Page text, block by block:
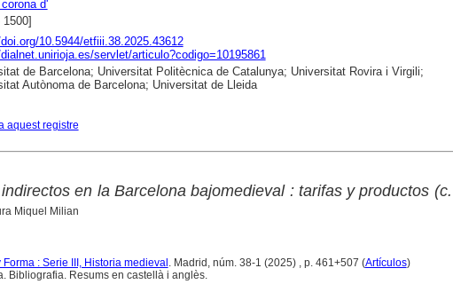
d'
1500]
10.5944/etfiii.38.2025.43612
servlet/articulo?codigo=10195861
de Barcelona; Universitat Politècnica de Catalunya; Universitat Rovira i Virgili;
Autònoma de Barcelona; Universitat de Lleida
aquest registre
en la Barcelona bajomedieval : tarifas y productos (c.
Miquel Milian
: Serie III, Historia medieval . Madrid, núm. 38-1 (2025) , p. 461+507 (Artículos)
Bibliografia. Resums en castellà i anglès.